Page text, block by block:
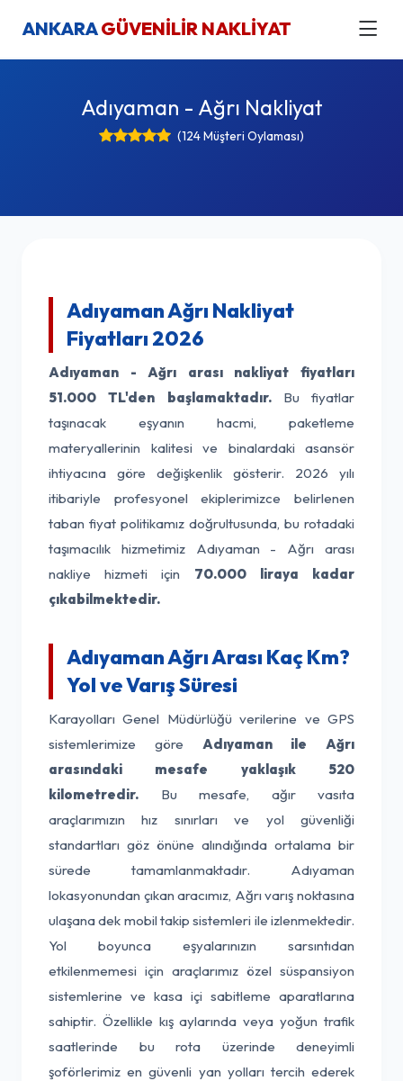
ANKARAGÜVENİLİR NAKLİYAT
Adıyaman - Ağrı Nakliyat
(124 Müşteri Oylaması)
Adıyaman Ağrı Nakliyat
Fiyatları 2026
Adıyaman - Ağrı arası nakliyat fiyatları
51.000 TL'den başlamaktadır.Bu fiyatlar
taşınacak eşyanın hacmi, paketleme
materyallerinin kalitesi ve binalardaki asansör
ihtiyacına göre değişkenlik gösterir. 2026 yılı
itibariyle profesyonel ekiplerimizce belirlenen
taban fiyat politikamız doğrultusunda, bu rotadaki
taşımacılık hizmetimiz Adıyaman - Ağrı arası
nakliye hizmeti için 70.000 liraya kadar
çıkabilmektedir.
Adıyaman Ağrı Arası Kaç Km?
Yol ve Varış Süresi
Karayolları Genel Müdürlüğü verilerine ve GPS
sistemlerimize göre Adıyaman ile Ağrı
arasındaki mesafe yaklaşık 520
kilometredir. Bu mesafe, ağır vasıta
araçlarımızın hız sınırları ve yol güvenliği
standartları göz önüne alındığında ortalama bir
sürede tamamlanmaktadır. Adıyaman
lokasyonundan çıkan aracımız, Ağrı varış noktasına
ulaşana dek mobil takip sistemleri ile izlenmektedir.
Yol boyunca eşyalarınızın sarsıntıdan
etkilenmemesi için araçlarımız özel süspansiyon
sistemlerine ve kasa içi sabitleme aparatlarına
sahiptir. Özellikle kış aylarında veya yoğun trafik
saatlerinde bu rota üzerinde deneyimli
şoförlerimiz en güvenli yan yolları tercih ederek